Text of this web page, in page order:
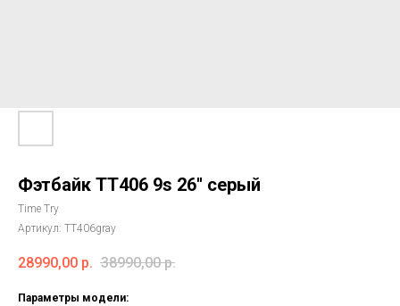
Фэтбайк ТТ406 9s 26'' серый
Time Try
Артикул: TT406gray
28990,00 р. 38990,00 р.
Параметры модели: